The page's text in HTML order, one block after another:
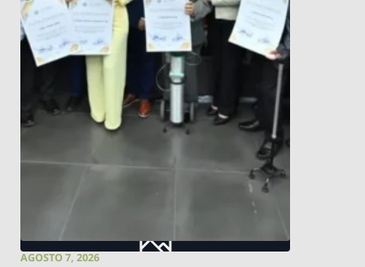
AGOSTO 7, 2026